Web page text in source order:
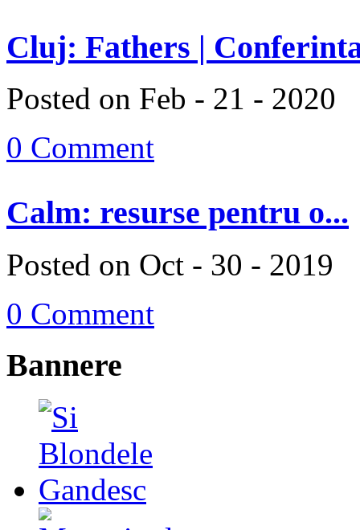
Cluj: Fathers |
Posted on Feb - 21 - 2020
0 Comment
Calm: resurse pentru o...
Posted on Oct - 30 - 2019
0 Comment
Bannere